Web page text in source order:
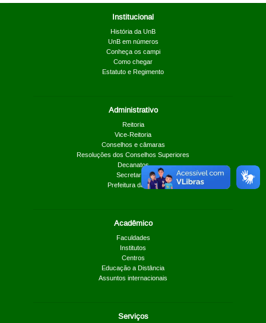
Institucional
História da UnB
UnB em números
Conheça os campi
Como chegar
Estatuto e Regimento
Administrativo
Reitoria
Vice-Reitoria
Conselhos e câmaras
Resoluções dos Conselhos Superiores
Decanatos
Secretarias
Prefeitura da UnB
Acadêmico
Faculdades
Institutos
Centros
Educação a Distância
Assuntos internacionais
Serviços